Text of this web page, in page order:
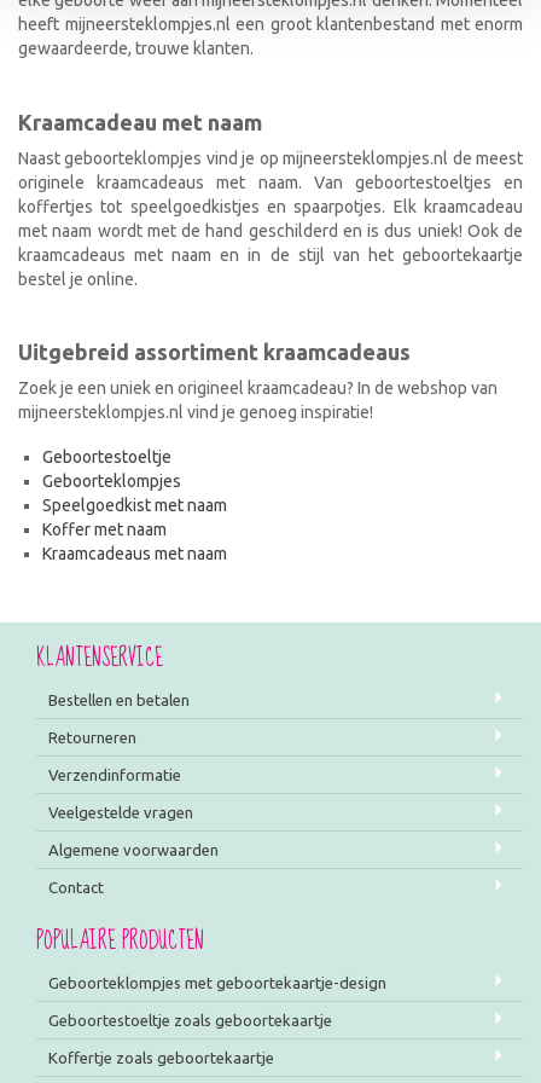
heeft mijneersteklompjes.nl een groot klantenbestand met enorm
gewaardeerde, trouwe klanten.
Kraamcadeau met naam
Naast geboorteklompjes vind je op mijneersteklompjes.nl de meest
originele kraamcadeaus met naam. Van geboortestoeltjes en
koffertjes tot speelgoedkistjes en spaarpotjes. Elk kraamcadeau
met naam wordt met de hand geschilderd en is dus uniek! Ook de
kraamcadeaus met naam en in de stijl van het geboortekaartje
bestel je online.
Uitgebreid assortiment kraamcadeaus
Zoek je een uniek en origineel kraamcadeau? In de webshop van
mijneersteklompjes.nl vind je genoeg inspiratie!
Geboortestoeltje
Geboorteklompjes
Speelgoedkist met naam
Koffer met naam
Kraamcadeaus met naam
KLANTENSERVICE
Bestellen en betalen
Retourneren
Verzendinformatie
Veelgestelde vragen
Algemene voorwaarden
Contact
POPULAIRE PRODUCTEN
Geboorteklompjes met geboortekaartje-design
Geboortestoeltje zoals geboortekaartje
Koffertje zoals geboortekaartje